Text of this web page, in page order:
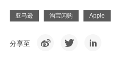
亚马逊 淘宝闪购 Apple
分享至